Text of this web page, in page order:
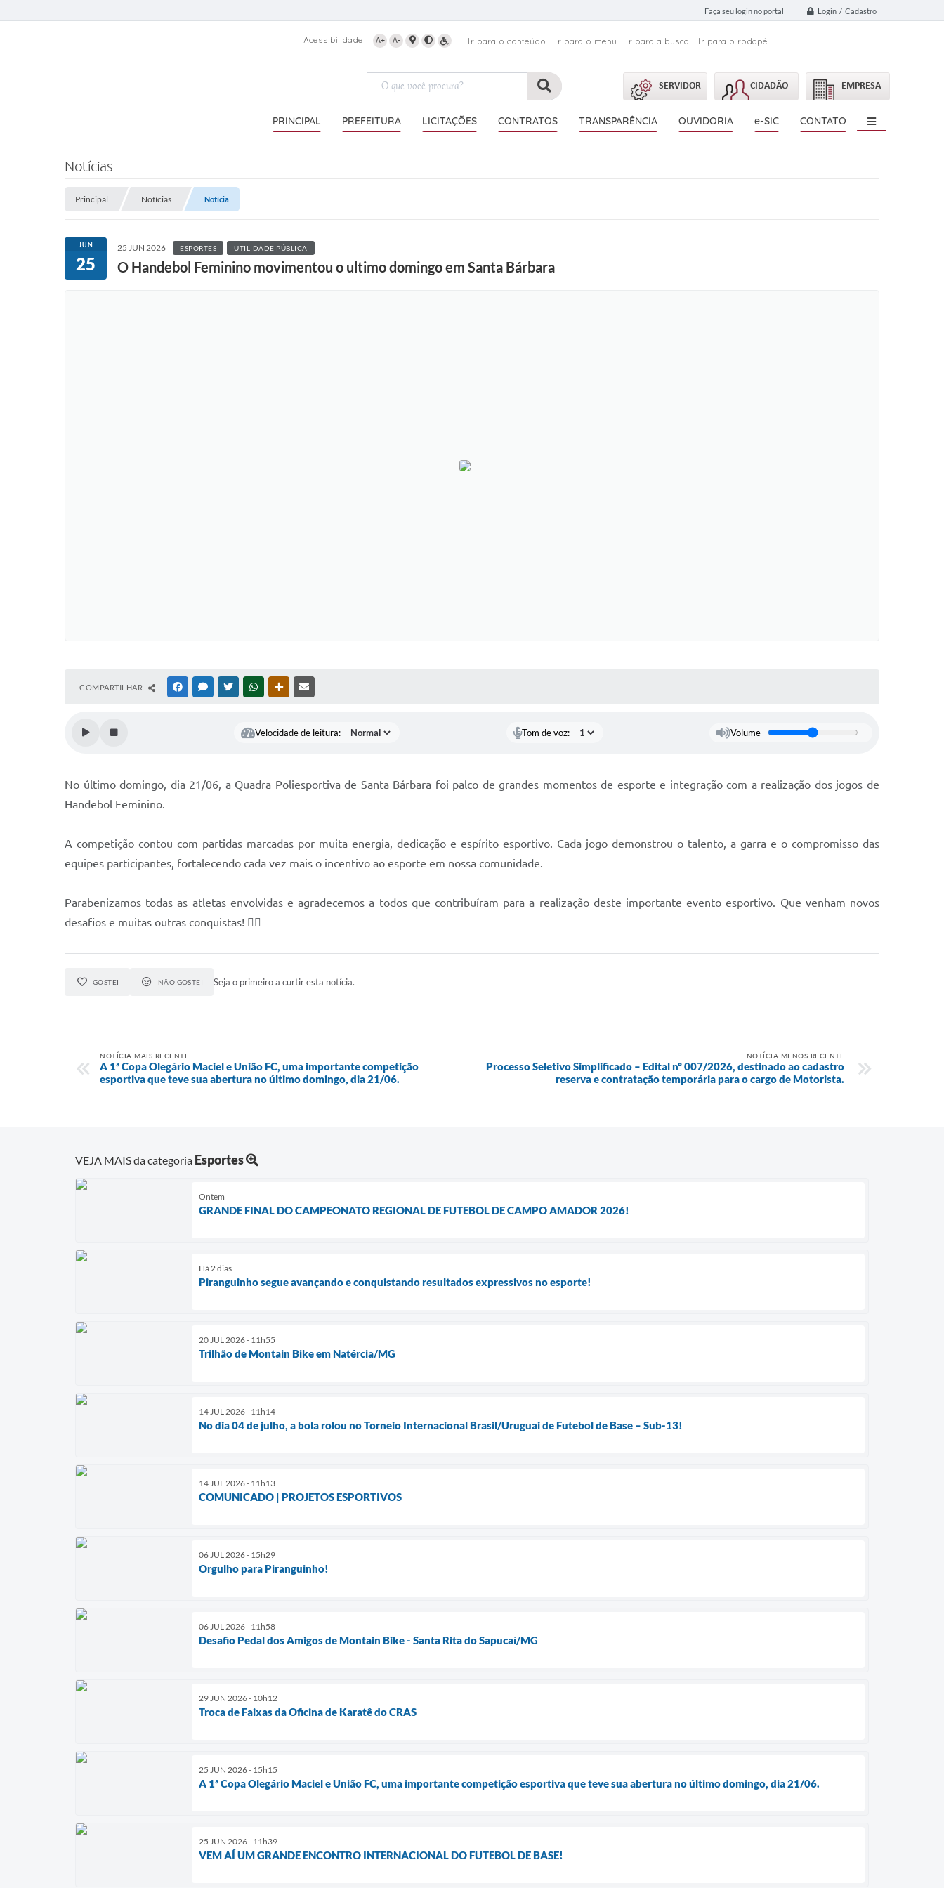
Faça seu login no portal Login / Cadastro
Acessibilidade A+ A- Ir para o conteúdo Ir para o menu Ir para a busca Ir para o rodapé
SERVIDOR CIDADÃO EMPRESA
PRINCIPAL PREFEITURA LICITAÇÕES CONTRATOS TRANSPARÊNCIA OUVIDORIA e-SIC CONTATO
Notícias
Principal Notícias Notícia
JUN
25
25 JUN 2026 ESPORTES UTILIDADE PÚBLICA
O Handebol Feminino movimentou o ultimo domingo em Santa Bárbara
COMPARTILHAR FACEBOOKMESSENGER
TWITTERWHATSAPPOUTRAS MÍDIAS
Velocidade de leitura: Tom de voz: Volume
No último domingo, dia 21/06, a Quadra Poliesportiva de Santa Bárbara foi palco de grandes momentos de esporte e integração com a realização dos jogos de
Handebol Feminino.
A competição contou com partidas marcadas por muita energia, dedicação e espírito esportivo. Cada jogo demonstrou o talento, a garra e o compromisso das
equipes participantes, fortalecendo cada vez mais o incentivo ao esporte em nossa comunidade.
Parabenizamos todas as atletas envolvidas e agradecemos a todos que contribuíram para a realização deste importante evento esportivo. Que venham novos
desafios e muitas outras conquistas! 🤾‍♀️
GOSTEI NÃO GOSTEI Seja o primeiro a curtir esta notícia.
NOTÍCIA MAIS RECENTE
A 1ª Copa Olegário Maciel e União FC, uma importante competição
esportiva que teve sua abertura no último domingo, dia 21/06.
NOTÍCIA MENOS RECENTE
Processo Seletivo Simplificado – Edital nº 007/2026, destinado ao cadastro
reserva e contratação temporária para o cargo de Motorista.
VEJA MAIS da categoria Esportes
Ontem
GRANDE FINAL DO CAMPEONATO REGIONAL DE FUTEBOL DE CAMPO AMADOR 2026!
Há 2 dias
Piranguinho segue avançando e conquistando resultados expressivos no esporte!
20 JUL 2026 - 11h55
Trilhão de Montain Bike em Natércia/MG
14 JUL 2026 - 11h14
No dia 04 de julho, a bola rolou no Torneio Internacional Brasil/Uruguai de Futebol de Base – Sub-13!
14 JUL 2026 - 11h13
COMUNICADO | PROJETOS ESPORTIVOS
06 JUL 2026 - 15h29
Orgulho para Piranguinho!
06 JUL 2026 - 11h58
Desafio Pedal dos Amigos de Montain Bike - Santa Rita do Sapucaí/MG
29 JUN 2026 - 10h12
Troca de Faixas da Oficina de Karatê do CRAS
25 JUN 2026 - 15h15
A 1ª Copa Olegário Maciel e União FC, uma importante competição esportiva que teve sua abertura no último domingo, dia 21/06.
25 JUN 2026 - 11h39
VEM AÍ UM GRANDE ENCONTRO INTERNACIONAL DO FUTEBOL DE BASE!